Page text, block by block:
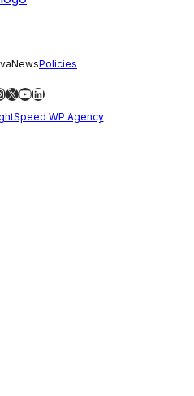
Policies
X YouTube
LinkedIn
WP Agency